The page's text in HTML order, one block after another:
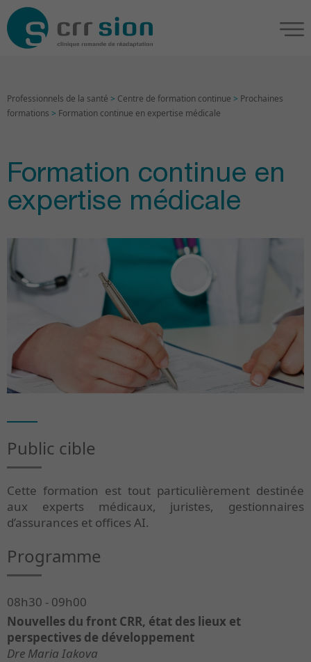
Professionnels de la santé > Centre de formation continue > Prochaines
formations > Formation continue en expertise médicale
Formation continue en
expertise médicale
Public cible
Cette formation est tout particulièrement destinée
aux experts médicaux, juristes, gestionnaires
d’assurances et offices AI.
Programme
08h30 - 09h00
Nouvelles du front CRR, état des lieux et
perspectives de développement
Dre Maria Iakova